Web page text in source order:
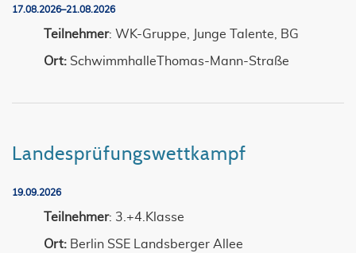
17.08.2026–21.08.2026
Teilnehmer: WK-Gruppe, Junge Talente, BG
Ort: SchwimmhalleThomas-Mann-Straße
Landesprüfungswettkampf
19.09.2026
Teilnehmer: 3.+4.Klasse
Ort: Berlin SSE Landsberger Allee